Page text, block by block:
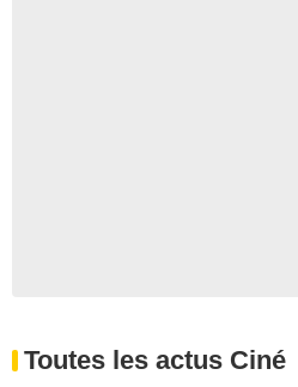
Toutes les actus Ciné